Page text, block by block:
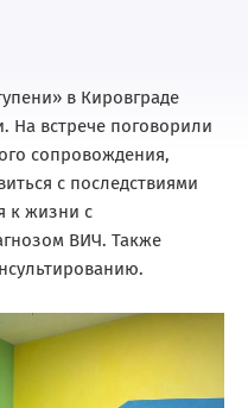
в Кировграде
На встрече поговорили
сопровождения,
с последствиями
к жизни с
ВИЧ. Также